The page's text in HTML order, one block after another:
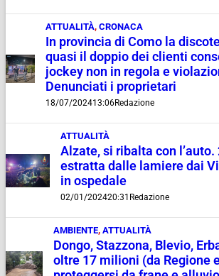
ATTUALITÀ, CRONACA
In provincia di Como la
quasi il doppio dei clienti
jockey non in regola e
Denunciati i proprietari
18/07/202413:06Redazione
ATTUALITÀ
Alzate, si ribalta con l’auto.
estratta dalle lamiere dai
in ospedale
02/01/202420:31 Redazione
AMBIENTE, ATTUALITÀ
Dongo, Stazzona, Blevio,
oltre 17 milioni (da Regione